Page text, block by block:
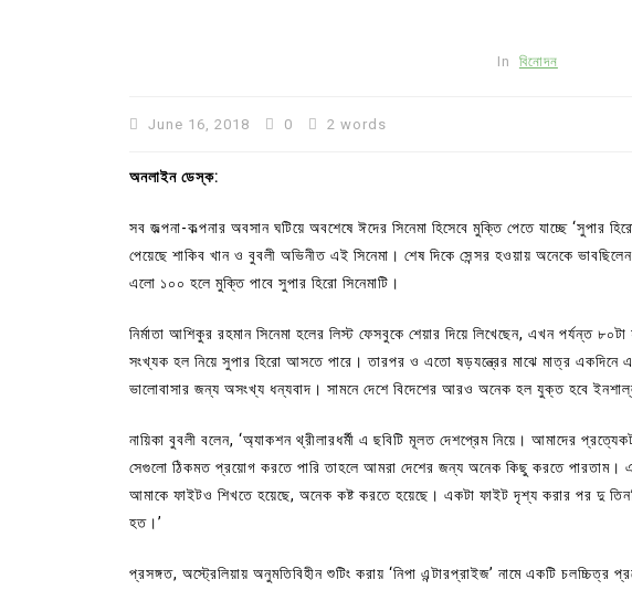
In বিনোদন
June 16, 2018 0 2 words
অনলাইন ডেস্ক:
সব জল্পনা-কল্পনার অবসান ঘটিয়ে অবশেষে ঈদের সিনেমা হিসেবে মুক্তি পেতে যাচ্ছে ‘সুপার
পেয়েছে শাকিব খান ও বুবলী অভিনীত এই সিনেমা। শেষ দিকে সেন্সর হওয়ায় অনেকে
এলো ১০০ হলে মুক্তি পাবে সুপার হিরো সিনেমাটি।
নির্মাতা আশিকুর রহমান সিনেমা হলের লিস্ট ফেসবুকে শেয়ার দিয়ে লিখেছেন, এখন পর্যন্ত
সংখ্যক হল নিয়ে সুপার হিরো আসতে পারে। তারপর ও এতো ষড়যন্ত্রের মাঝে মাত্র
ভালোবাসার জন্য অসংখ্য ধন্যবাদ। সামনে দেশে বিদেশের আরও অনেক হল যুক্ত হবে
নায়িকা বুবলী বলেন, ‘অ্যাকশন থ্রীলারধর্মী এ ছবিটি মূলত দেশপ্রেম নিয়ে। আমাদের
সেগুলো ঠিকমত প্রয়োগ করতে পারি তাহলে আমরা দেশের জন্য অনেক কিছু করতে
আমাকে ফাইটও শিখতে হয়েছে, অনেক কষ্ট করতে হয়েছে। একটা ফাইট দৃশ্য করার পর দু
হত।’
প্রসঙ্গত, অস্ট্রেলিয়ায় অনুমতিবিহীন শুটিং করায় ‘নিপা এন্টারপ্রাইজ’ নামে একটি চলচ্চিত্র
কুমিল্লা প্রেস ক্লাবের নির্বাচন আজ; ১৭টি
পদের জন্য ৩৩ জন প্রার্থী ভোটযুদ্ধে